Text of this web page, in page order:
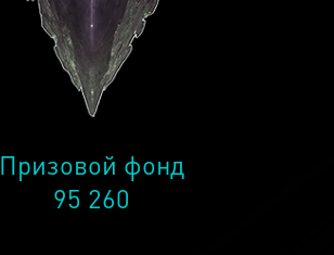
Призовой фонд
95 260